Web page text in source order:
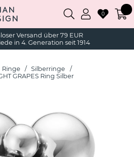
Versand über 79 EUR
in 4. Generation seit 1914
0
Ringe
Silberringe
GRAPES Ring Silber